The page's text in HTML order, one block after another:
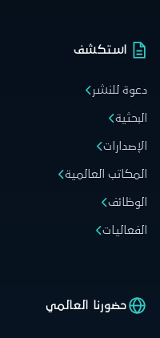
استكشف
دعوة للنشر
البحثية
الإصدارات
المكاتب العالمية
الوظائف
الفعاليات
حضورنا العالمي